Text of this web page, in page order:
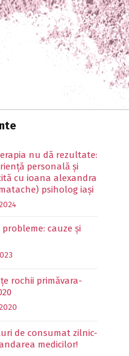
nu dă rezultate:
personală și
cu ioana alexandra
psiholog iași
cauze și
rochii primăvara-
de consumat zilnic-
medicilor!